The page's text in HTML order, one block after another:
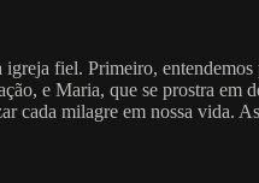
fiel. Primeiro,
e Maria, que se prostra em
milagre em nossa vida.